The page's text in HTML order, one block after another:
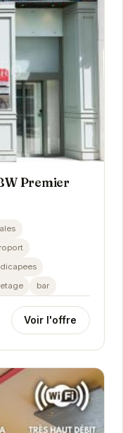
Premier
bar
Voir l'offre